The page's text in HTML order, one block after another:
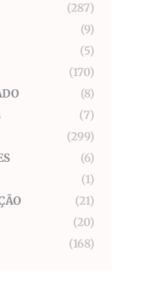
(287)
(9)
(5)
(170)
(8)
(7)
(299)
(6)
(1)
(21)
(20)
(168)